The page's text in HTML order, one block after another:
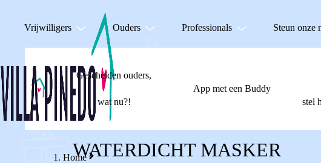
Vrijwilligers Ouders Professionals Steun onze
Gescheiden ouders,
wat nu?!
App met een Buddy
stel
Home
WATERDICHT MASKER